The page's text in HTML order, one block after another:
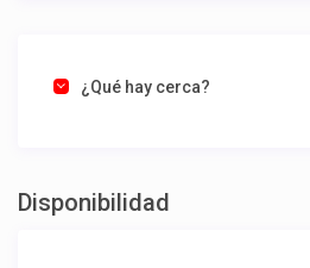
¿Qué hay cerca?
Disponibilidad